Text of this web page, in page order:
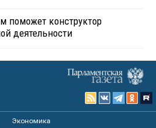
поможет конструктор
деятельности
Экономика